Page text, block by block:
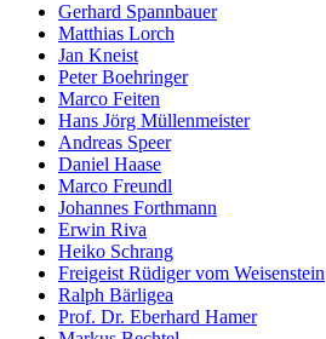
Gerhard Spannbauer
Matthias Lorch
Jan Kneist
Peter Boehringer
Marco Feiten
Hans Jörg Müllenmeister
Andreas Speer
Daniel Haase
Marco Freundl
Johannes Forthmann
Erwin Riva
Heiko Schrang
Freigeist Rüdiger vom Weisenstein
Ralph Bärligea
Prof. Dr. Eberhard Hamer